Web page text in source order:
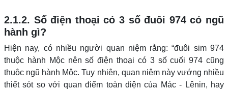
2.1.2. Số điện thoại có 3 số đuôi 974 có ngũ
hành gì?
Hiện nay, có nhiều người quan niệm rằng: “đuôi sim 974
thuộc hành Mộc nên số điện thoại có 3 số cuối 974 cũng
thuộc ngũ hành Mộc. Tuy nhiên, quan niệm này vướng nhiều
thiết sót so với quan điểm toàn diện của Mác - Lênin, hay